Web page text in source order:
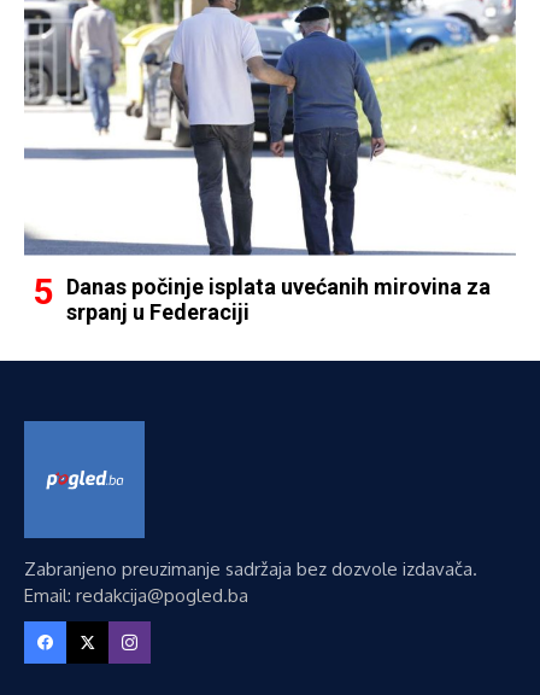
Danas počinje isplata uvećanih mirovina za
srpanj u Federaciji
Zabranjeno preuzimanje sadržaja bez dozvole izdavača.
Email: redakcija@pogled.ba